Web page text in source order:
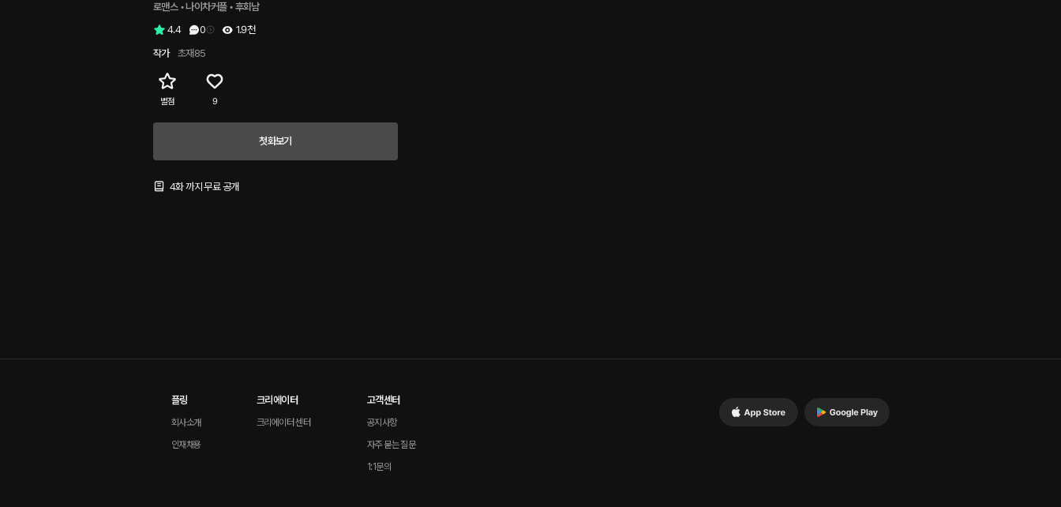
로맨스 • 나이차커플 • 후회남
4.4
0
1.9천
작가
초재85
별점 9
4화 까지 무료 공개
첫화보기
플링
회사소개
인재채용
크리에이터
크리에이터 센터
고객센터
공지사항
자주 묻는 질문
1:1문의